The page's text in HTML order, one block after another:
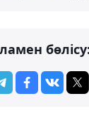
бөлісу: